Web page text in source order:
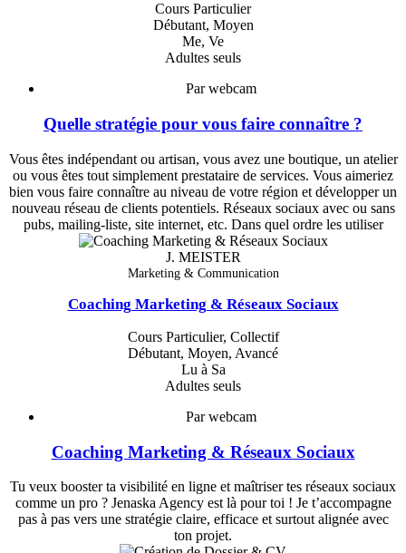
Cours Particulier
Débutant, Moyen
Me, Ve
Adultes seuls
Par webcam
Quelle stratégie pour vous faire connaître ?
Vous êtes indépendant ou artisan, vous avez une boutique, un atelier
ou vous êtes tout simplement prestataire de services. Vous aimeriez
bien vous faire connaître au niveau de votre région et développer un
nouveau réseau de clients potentiels. Réseaux sociaux avec ou sans
pubs, mailing-liste, site internet, etc. Dans quel ordre les utiliser
J. MEISTER
Marketing & Communication
Coaching Marketing & Réseaux Sociaux
Cours Particulier, Collectif
Débutant, Moyen, Avancé
Lu à Sa
Adultes seuls
Par webcam
Coaching Marketing & Réseaux Sociaux
Tu veux booster ta visibilité en ligne et maîtriser tes réseaux sociaux
comme un pro ? Jenaska Agency est là pour toi ! Je t’accompagne
pas à pas vers une stratégie claire, efficace et surtout alignée avec
ton projet.